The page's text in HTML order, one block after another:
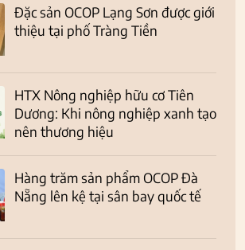
Đặc sản OCOP Lạng Sơn được giới
thiệu tại phố Tràng Tiền
HTX Nông nghiệp hữu cơ Tiên
Dương: Khi nông nghiệp xanh tạo
nên thương hiệu
Hàng trăm sản phẩm OCOP Đà
Nẵng lên kệ tại sân bay quốc tế